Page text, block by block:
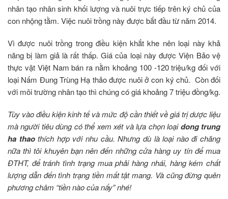
nhân tạo nhân sinh khối lượng và nuôi trực tiếp trên ký chủ của
con nhộng tằm. Việc nuôi trồng này được bắt đầu từ năm 2014.
Vì được nuôi trồng trong điều kiện khắt khe nên loại này khả
năng bị làm giả là rất thấp. Giá của loại này được Viện Bảo vệ
thực vật Việt Nam bán ra nằm khoảng 100 -120 triệu/kg đối với
loại Nấm Đung Trùng Hạ thảo được nuôi ở con ký chủ. Còn đối
với môi trường nhân tạo thì chúng có giá khoảng 7 triệu đồng/kg.
Tùy vào điều kiện kinh tế và mức độ cần thiết về giá trị dược liệu
mà người tiêu dùng có thể xem xét và lựa chọn loạidong trung
ha thaothích hợp với nhu cầu. Nhưng dù là loại nào đi chăng
nữa thì tôi khuyên bạn nên đến những cửa hàng uy tín để mua
ĐTHT, để tránh tình trạng mua phải hàng nhái, hàng kém chất
lượng dẫn đến tình trạng tiền mất tật mang. Và cũng đừng quên
phương châm “tiền nào của nấy” nhé!